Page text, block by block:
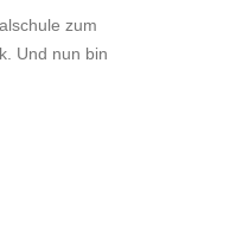
zum
Und nun bin